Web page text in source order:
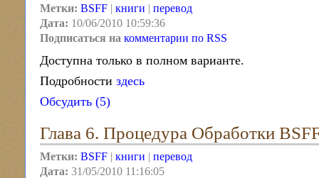
Метки: BSFF | книги | перевод
Дата: 10/06/2010 10:59:36
Подписаться на комментарии по RSS
Доступна только в полном варианте.
Подробности здесь
Обсудить (5)
Глава 6. Процедура Обработки
Метки: BSFF | книги | перевод
Дата: 31/05/2010 11:16:05